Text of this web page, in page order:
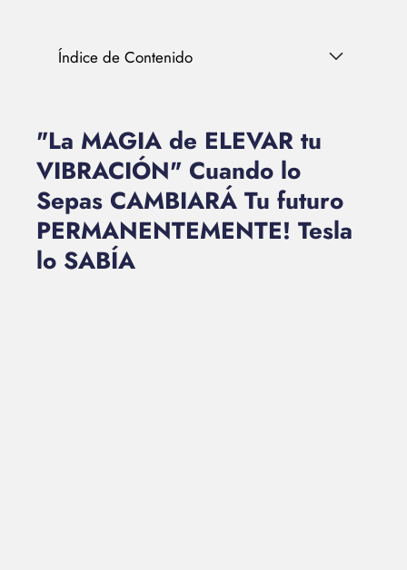
Índice de Contenido
"La MAGIA de ELEVAR tu
VIBRACIÓN" Cuando lo
Sepas CAMBIARÁ Tu futuro
PERMANENTEMENTE! Tesla
lo SABÍA